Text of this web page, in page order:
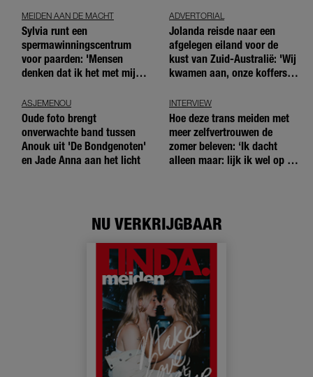
MEIDEN AAN DE MACHT
Sylvia runt een
spermawinningscentrum
voor paarden: 'Mensen
denken dat ik het met mijn
ADVERTORIAL
Jolanda reisde naar een
afgelegen eiland voor de
kust van Zuid-Australië: 'Wij
kwamen aan, onze koffers
ASJEMENOU
Oude foto brengt
onverwachte band tussen
Anouk uit 'De Bondgenoten'
en Jade Anna aan het licht
INTERVIEW
Hoe deze trans meiden met
meer zelfvertrouwen de
zomer beleven: ‘Ik dacht
alleen maar: lijk ik wel op de
NU VERKRIJGBAAR